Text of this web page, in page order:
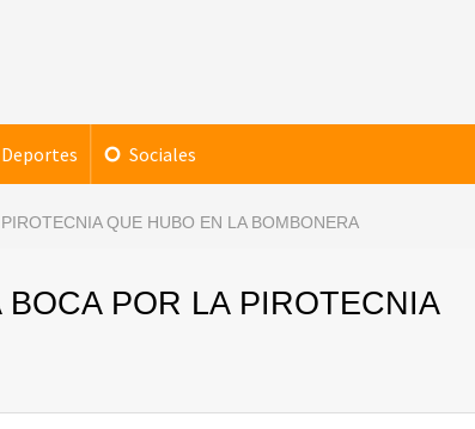
Deportes Sociales
QUE HUBO EN LA BOMBONERA
POR LA PIROTECNIA